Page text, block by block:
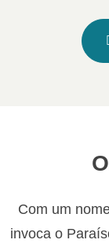
Com um
invoca o